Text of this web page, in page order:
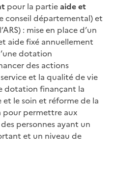
pour la partieaide et
conseil départemental) et
: mise en place d’un
aide fixé annuellement
dotation
des actions
et la qualité de vie
dotation finançant la
le soin et réforme de la
permettre aux
personnes ayant un
et un niveau de